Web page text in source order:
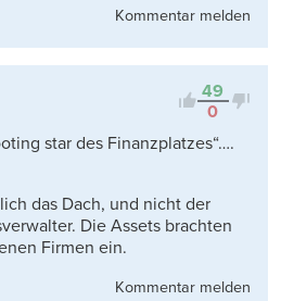
Kommentar melden
49
0
star des Finanzplatzes“….
das Dach, und nicht der
Die Assets brachten
Firmen ein.
Kommentar melden